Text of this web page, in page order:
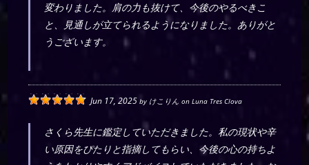
変わりました。肩の力も抜けて、今後のやるべきこ
と、見通しが立てられるようになりました。ありがと
うございます。
Jun 17, 2025 by けこりん onLuna Tres Clova
さくら先生に鑑定していただきました。私の現状や辛
い原因をぴたりと指摘してもらい、今後の心の持ちよ